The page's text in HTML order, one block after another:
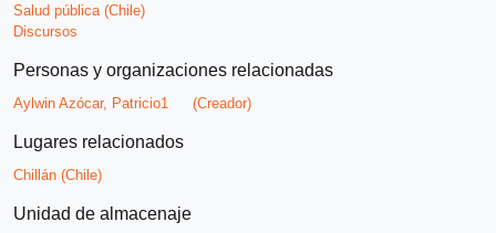
Salud pública (Chile)
Discursos
Personas y organizaciones relacionadas
Aylwin Azócar, Patricio1 (Creador)
Lugares relacionados
Chillán (Chile)
Unidad de almacenaje